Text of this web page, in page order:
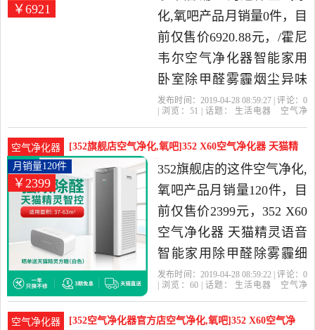
货。
￥6921
化,氧吧产品月销量0件，目
前仅售价6920.88元，/霍尼
韦尔空气净化器智能家用
卧室除甲醛雾霾烟尘异味
是2019年小朱店铺zcl精选
的空气净化,氧吧，由上海
发货。
发布时间：2019-04-28 08:59:27 | 评论： 0
| 浏览： 51 | 话题： 生活电器
空气净
空气净化器
[352旗舰店空气净化,氧吧]352 X60空气净化器 天猫精
灵语月销量120件仅售2399元
￥2399
月销量120件
352旗舰店的这件空气净化,
氧吧产品月销量120件，目
前仅售价2399元，352 X60
空气净化器 天猫精灵语音
智能家用除甲醛除雾霾细
菌二手烟是2019年352旗舰
比很高的空气净化,氧吧，
发布时间：2019-04-28 08:59:22 | 评论： 0
| 浏览： 60| 话题： 生活电器
空气净
空气净化器
[352空气净化器官方店空气净化,氧吧]352 X60空气净